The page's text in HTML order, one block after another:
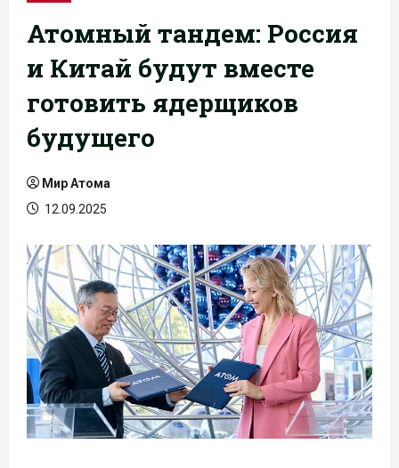
Атомный тандем: Россия
и Китай будут вместе
готовить ядерщиков
будущего
Мир Атома
12.09.2025